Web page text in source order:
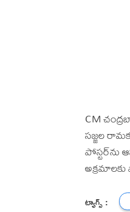
CM
సజ్జల
పోస్టర్‌ను
ట్యాగ్స్ :